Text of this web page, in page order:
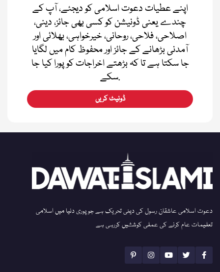
اپنے عطیات دعوت اسلامی کو دیجئے، آپ کے
چندے یعنی ڈونیشن کو کسی بھی جائز، دینی،
اصلاحی، فلاحی، روحانی، خیرخواہی، بھلائی اور
آمدنی بڑھانے کے جائز اور محفوظ کام میں لگایا
جا سکتا ہے تا کہ بڑھتے اخراجات کو پورا کیا جا
سکے.
ڈونیٹ کریں
دعوت اسلامی عاشقان رسول کی دینی تحریک ہے جو پوری دنیا میں اسلامی
تعلیمات عام کرنے کی عملی کوششیں کررہی ہے